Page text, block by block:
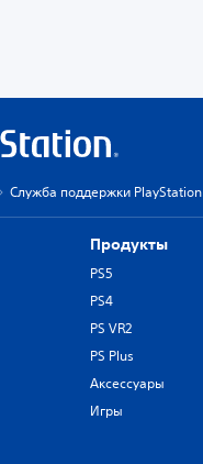
Служба поддержки PlayStation
Продукты
PS5
PS4
PS VR2
PS Plus
Аксессуары
Игры